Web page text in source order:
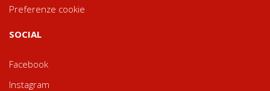
Preferenze cookie
SOCIAL
Facebook
Instagram